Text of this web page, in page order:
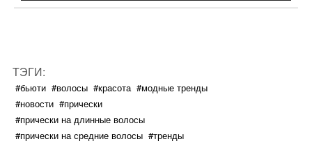
ТЭГИ:
#бьюти #волосы #красота #модные тренды
#новости #прически
#прически на длинные волосы
#прически на средние волосы #тренды